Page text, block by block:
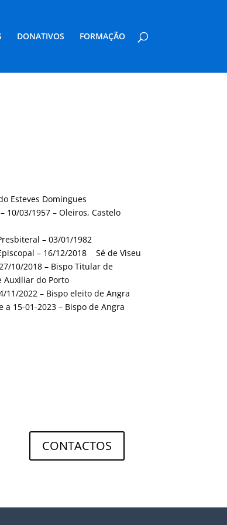
DONATIVOS FORMAÇÃO
Esteves Domingues
10/03/1957 – Oleiros, Castelo
– 03/01/1982
– 16/12/2018 Sé de Viseu
10/2018 – Bispo Titular de
Auxiliar do Porto
11/2022 – Bispo eleito de Angra
a 15-01-2023 – Bispo de Angra
CONTACTOS